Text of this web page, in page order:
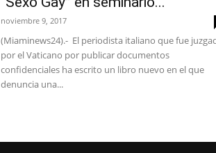
noviembre 9, 2017
(Miaminews24).- El periodista italiano que fue
por el Vaticano por publicar documentos
confidenciales ha escrito un libro nuevo en el que
denuncia una...